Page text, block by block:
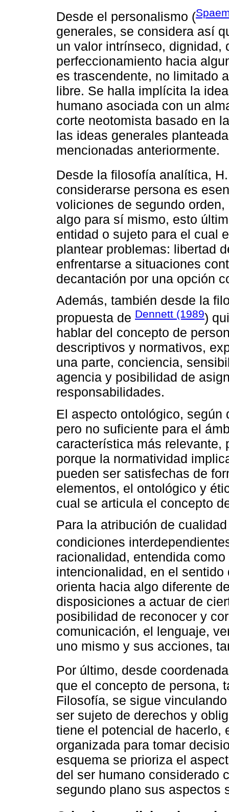
Desde el personalismo (
generales, se considera así
un valor intrínseco, dignidad,
perfeccionamiento hacia
es trascendente, no limitado
libre. Se halla implícita la
humano asociada con un
corte neotomista basado en
las ideas generales
mencionadas anteriormente.
Desde la filosofía analítica,
considerarse persona es
voliciones de segundo
algo para sí mismo, esto
entidad o sujeto para el cual
plantear problemas: libertad
enfrentarse a situaciones
decantación por una opción
Además, también desde la
propuesta de Dennett (1989)
hablar del concepto de
descriptivos y normativos,
una parte, conciencia,
agencia y posibilidad de
responsabilidades.
El aspecto ontológico,
pero no suficiente para el
característica más relevante,
porque la normatividad
pueden ser satisfechas de
elementos, el ontológico y
cual se articula el concepto
Para la atribución de
condiciones
racionalidad, entendida
intencionalidad, en el
orienta hacia algo diferente
disposiciones a actuar de
posibilidad de reconocer y
comunicación, el lenguaje,
uno mismo y sus acciones,
Por último, desde
que el concepto de persona,
Filosofía, se sigue
ser sujeto de derechos y
tiene el potencial de hacerlo,
organizada para tomar
esquema se prioriza el
del ser humano considerado
segundo plano sus aspectos